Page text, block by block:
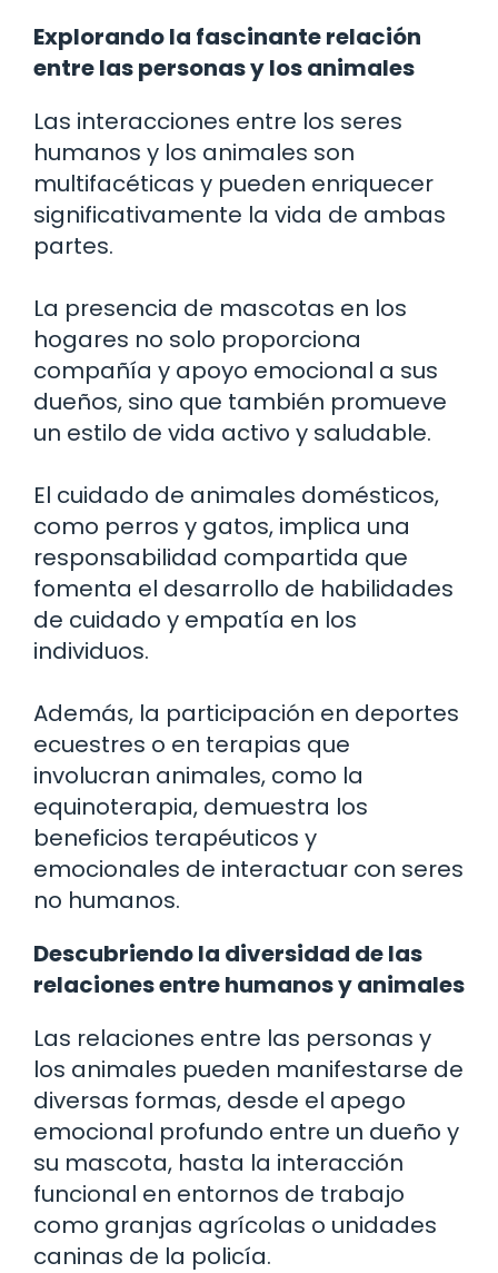
Explorando la fascinante relación
entre las personas y los animales
Las interacciones entre los seres
humanos y los animales son
multifacéticas y pueden enriquecer
significativamente la vida de ambas
partes.
La presencia de mascotas en los
hogares no solo proporciona
compañía y apoyo emocional a sus
dueños, sino que también promueve
un estilo de vida activo y saludable.
El cuidado de animales domésticos,
como perros y gatos, implica una
responsabilidad compartida que
fomenta el desarrollo de habilidades
de cuidado y empatía en los
individuos.
Además, la participación en deportes
ecuestres o en terapias que
involucran animales, como la
equinoterapia, demuestra los
beneficios terapéuticos y
emocionales de interactuar con seres
no humanos.
Descubriendo la diversidad de las
relaciones entre humanos y animales
Las relaciones entre las personas y
los animales pueden manifestarse de
diversas formas, desde el apego
emocional profundo entre un dueño y
su mascota, hasta la interacción
funcional en entornos de trabajo
como granjas agrícolas o unidades
caninas de la policía.